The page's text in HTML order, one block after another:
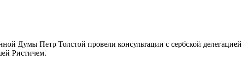
Думы Петр Толстой провели консультации с сербской делегацией
Ристичем.